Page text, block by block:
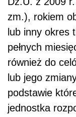
zm.), rokiem
lub inny okres
pełnych
również do
lub jego
podstawie
jednostka